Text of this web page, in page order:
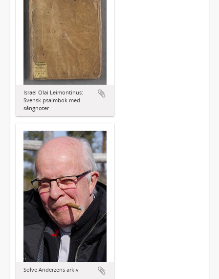
Israel Olai Leimontinus:
Svensk psalmbok med
sångnoter
Sölve Anderzéns arkiv